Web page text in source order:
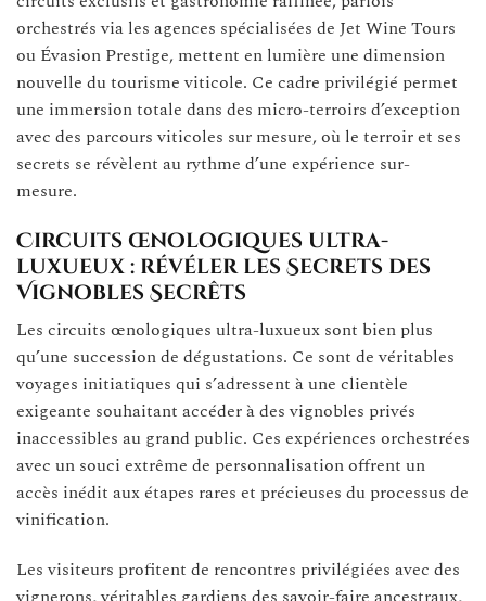
orchestrés via les agences spécialisées de Jet Wine Tours
ou Évasion Prestige, mettent en lumière une dimension
nouvelle du tourisme viticole. Ce cadre privilégié permet
une immersion totale dans des micro-terroirs d’exception
avec des parcours viticoles sur mesure, où le terroir et ses
secrets se révèlent au rythme d’une expérience sur-
mesure.
Circuits œnologiques ultra-
luxueux : révéler les Secrets des
Vignobles Secrêts
Les circuits œnologiques ultra-luxueux sont bien plus
qu’une succession de dégustations. Ce sont de véritables
voyages initiatiques qui s’adressent à une clientèle
exigeante souhaitant accéder à des vignobles privés
inaccessibles au grand public. Ces expériences orchestrées
avec un souci extrême de personnalisation offrent un
accès inédit aux étapes rares et précieuses du processus de
vinification.
Les visiteurs profitent de rencontres privilégiées avec des